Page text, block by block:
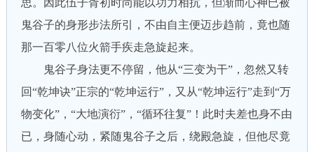
思。因此伍子胥初时尚能以功力相抗，但渐而心神已被
鬼谷子的身形步法所引，不由自主便迈步趋前，竟也随
那一百零八位火箭手疾走急旋起来。
鬼谷子身法更不停留，他从“三变为干”，忽然又转
回“乾坤诀”正宗的“乾坤运行”，又从“乾坤运行”走到“万
物变化”，“大地演衍”，“循环往复”！此时夫差也身不由
已，身随心动，紧随鬼谷子之后，绕殿急旋，但他尽竟